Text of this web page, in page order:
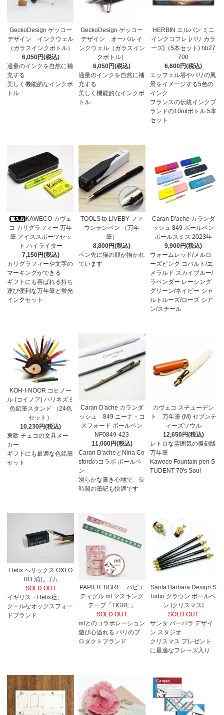
GeckoDesign ゲッコー
デザイン インクウェル
（ガラスインクボトル）
6,050円(税込)
適量のインクを自然に補
充する
美しく機能的なインクボ
トル
GeckoDesign ゲッコー
デザイン オーバル イ
ンクウェル（ガラスイン
クボトル）
6,050円(税込)
適量のインクを自然に補
充する
美しく機能的なインクボ
トル
HERBIN エルバン ミニ
インクコフレ [パリ カラ
ーズ]（5本セット) hb27
700
6,600円(税込)
エッフェル塔やパリの風
景をイメージする5色の
インク
フランスの伝統インクブ
ランドの10mlボトル 5本
セット
KAWECO カヴェ
コ カリグラフィー 万年
筆 アイススポーツセッ
ト ハイライター
7,150円(税込)
カリグラフィーや文字の
マーキングができる
ギフトにも喜ばれる持ち
運び便利な万年筆と蛍光
インクセット
TOOLS to LIVEBY ファ
ウンテンペン （万年
筆）
8,800円(税込)
ペン先に猫の顔が描かれ
ています
Caran D'ache カランダ
ッシュ 849 ボールペン
ポールスミス 2023年
9,900円(税込)
ウォームレッド/メルロ
ーズピンク コバルト/エ
メラルド スカイブルー/
ラベンダー レーシング
グリーン/ネイビー シャ
ルトルーズ/ローズ シア
ン/スチール
KOH-I-NOOR コヒノー
ル (コイノア) ハリネズミ
色鉛筆スタンド （24色
セット）
10,230円(税込)
東欧 チェコの文具メー
カー
ギフトにも最適な色鉛筆
セット
Caran D'ache カランダ
ッシュ 849 ニーナ・コ
スフォード ボールペン
NF0849-423
11,000円(税込)
Caran D'acheとNina Co
sfordのコラボ ボールペ
ン
滑らかな書き心地で、長
時間の筆記も快適です
カヴェコ スチューデン
ト 万年筆 (M) セブンテ
ィーズソウル
12,650円(税込)
レトロな雰囲気の復刻版
万年筆
Kaweco Fountain pen S
TUDENT 70's Soul
Helix へリックス OXFO
RD 消しゴム
SOLD OUT
イギリス・Helix社、
クールなオックスフォー
ドブランド
PAPIER TIGRE パピエ
ティグル mt マスキング
テープ「TIGRE」
SOLD OUT
mtとのコラボレーション
遊び心溢れる パリのプ
ロダクトブランド
Santa Barbara Design S
tudio クラウン ボールペ
ン [クリスマス]
SOLD OUT
サンタ バーバラ デザイ
ン スタジオ
クリスマス プレゼント
に最適なフレーズ入り